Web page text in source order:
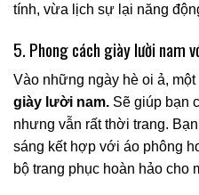
tính, vừa lịch sự lại năng
5. Phong cách giày lười nam
Vào những ngày hè oi ả,
giày lười nam. Sẽ giúp bạn
nhưng vẫn rất thời trang.
sáng kết hợp với áo phông
bộ trang phục hoàn hảo cho